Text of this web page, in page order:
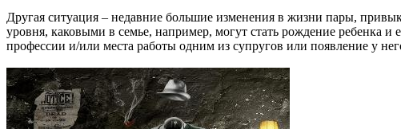
Другая ситуация – недавние большие изменения в жизни пары,
уровня, каковыми в семье, например, могут стать рождение ребенка
профессии и/или места работы одним из супругов или появление у